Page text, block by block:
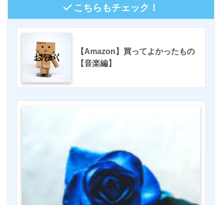
こちらもチェック！
【Amazon】買ってよかったもの
【音楽編】